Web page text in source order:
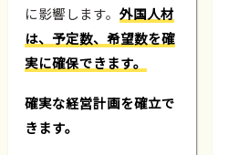
に影響します。 外国人材
は、予定数、希望数を確
実に確保できます。
確実な経営計画を確立で
きます。